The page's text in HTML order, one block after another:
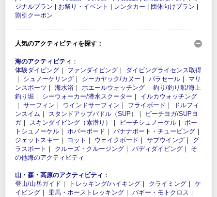
ジナルプラン
お祭り・イベント レンタカー 団体向けプラン
割引クーポン
人気のアクティビティを探す：
海のアクティビティ ：
体験ダイビング ｜ ファンダイビング ｜ ダイビングライセンス取得
｜ シュノーケリング ｜ シーカヤック/カヌー ｜ パラセール ｜ マリ
ンスポーツ ｜ 海水浴 ｜ ホエールウォッチング ｜ 釣り/釣り船/海上
釣り堀 ｜ シーウォーカー/潜水スクーター ｜ イルカウォッチング
｜ サーフィン ｜ ウインドサーフィン ｜ フライボード ｜
ドルフィ
ンスイム ｜ スタンドアップパドル（SUP） ｜
ビーチヨガ/SUPヨ
ガ｜ スキンダイビング（素潜り） ｜ ビーチシュノーケル ｜ ボー
トシュノーケル ｜ ホバーボード ｜ バナナボート・チュービング ｜
ジェットスキー ｜ ヨット ｜ ウェイクボード ｜ サブウイング ｜ グ
ラスボート ｜ クルーズ・クルージング ｜ バディダイビング ｜ そ
の他海のアクティビティ
山・森・高原のアクティビティ ：
登山/山岳ガイド ｜ トレッキング/ハイキング ｜ クライミング ｜ ケ
イビング ｜ 乗馬・ホーストレッキング ｜ バギー・モトクロス ｜